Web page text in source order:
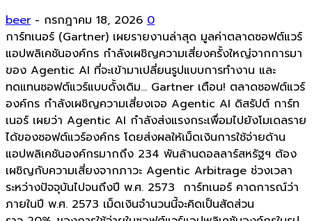
beer - กรกฎาคม 18, 2026 0
การ์ทเนอร์ (Gartner) เผยรายงานล่าสุด มูลค่าตลาดซอฟต์แวร์
แอปพลิเคชันองค์กร กำลังเผชิญความเสี่ยงครั้งใหญ่จากการมา
ของ Agentic AI ที่จะเข้ามาเปลี่ยนรูปแบบการทำงาน และ
ทดแทนซอฟต์แวร์แบบดั้งเดิม... Gartner เตือน! ตลาดซอฟต์แวร์
องค์กร กำลังเผชิญความเสี่ยงเจอ Agentic AI ดิสรัปต์ การ์ท
เนอร์ เผยว่า Agentic AI กำลังส่งแรงกระเพื่อมไปยังโมเดลราย
ได้ของซอฟต์แวร์องค์กร โดยส่งผลให้เม็ดเงินการใช้จ่ายด้าน
แอปพลิเคชันองค์กรมากถึง 234 พันล้านดอลลาร์สหรัฐฯ ต้อง
เผชิญกับความเสี่ยงจากภาวะ Agentic Arbitrage ช่วงเวลา
ระหว่างปัจจุบันไปจนถึงปี พ.ศ. 2573 การ์ทเนอร์ คาดการณ์ว่า
ภายในปี พ.ศ. 2573 เม็ดเงินจำนวนนี้จะคิดเป็นสัดส่วน